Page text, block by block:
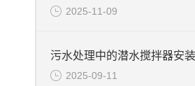
2025-11-09
2025-09-11